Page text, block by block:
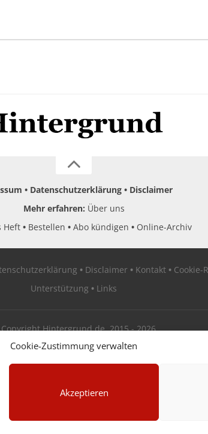
Cookie-Zustimmung verwalten
Akzeptieren
Datenschutzerklärung
Disclaimer
Mehr erfahren: Über uns
Heft Bestellen Abo kündigen Online-Archiv
Disclaimer Kontakt
Cookie-
Unterstützung
Links
Hintergrund.de, 2015 - 2026
jetzt kostenlos anmelden